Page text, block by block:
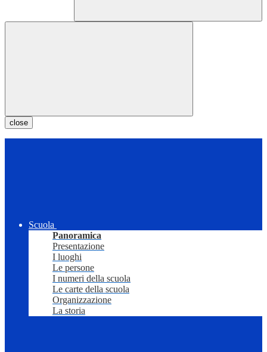
close
Scuola
Panoramica
Presentazione
I luoghi
Le persone
I numeri della scuola
Le carte della scuola
Organizzazione
La storia